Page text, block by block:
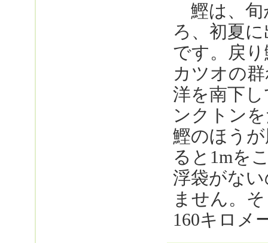
鰹は、旬
ろ、初夏
です。戻
カツオの
洋を南下
ンクトン
鰹のほう
ると1mを
浮袋がな
ません。
160キロメ